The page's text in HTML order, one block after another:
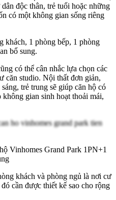
độc thân, trẻ tuổi hoặc những
có một không gian sống riêng
khách, 1 phòng bếp, 1 phòng
bổ sung.
có thể cân nhắc lựa chọn các
căn studio. Nội thất đơn giản,
trẻ trung sẽ giúp căn hộ có
gian sinh hoạt thoải mái,
Vinhomes Grand Park 1PN+1
khách và phòng ngủ là nơi cư
cần được thiết kế sao cho rộng